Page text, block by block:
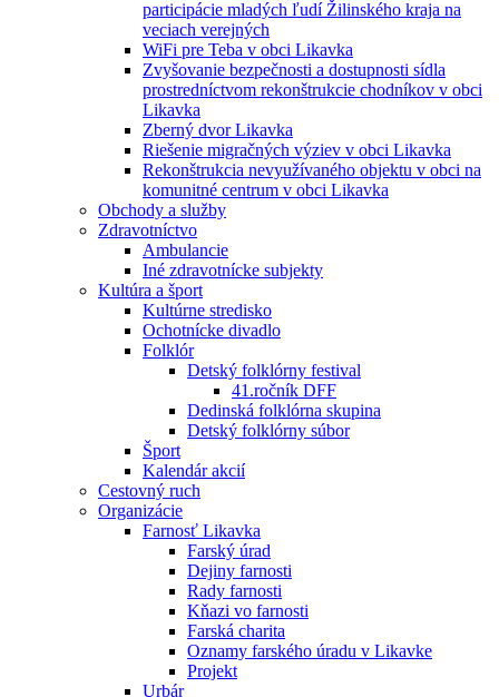
participácie mladých ľudí Žilinského kraja na
veciach verejných
WiFi pre Teba v obci Likavka
Zvyšovanie bezpečnosti a dostupnosti sídla
prostredníctvom rekonštrukcie chodníkov v obci
Likavka
Zberný dvor Likavka
Riešenie migračných výziev v obci Likavka
Rekonštrukcia nevyužívaného objektu v obci na
komunitné centrum v obci Likavka
Obchody a služby
Zdravotníctvo
Ambulancie
Iné zdravotnícke subjekty
Kultúra a šport
Kultúrne stredisko
Ochotnícke divadlo
Folklór
Detský folklórny festival
41.ročník DFF
Dedinská folklórna skupina
Detský folklórny súbor
Šport
Kalendár akcií
Cestovný ruch
Organizácie
Farnosť Likavka
Farský úrad
Dejiny farnosti
Rady farnosti
Kňazi vo farnosti
Farská charita
Oznamy farského úradu v Likavke
Projekt
Urbár